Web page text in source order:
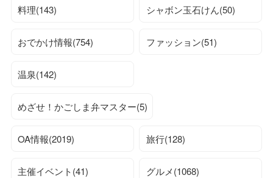
料理(143) シャボン玉石けん(50)
おでかけ情報(754) ファッション(51)
温泉(142)
めざせ！かごしま弁マスター(5)
OA情報(2019) 旅行(128)
主催イベント(41) グルメ(1068)